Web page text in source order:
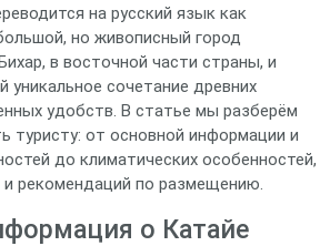
на русский язык как
но живописный город
в восточной части страны, и
уникальное сочетание древних
удобств. В статье мы разберём
туристу: от основной информации и
до климатических особенностей,
рекомендаций по размещению.
о Катайе